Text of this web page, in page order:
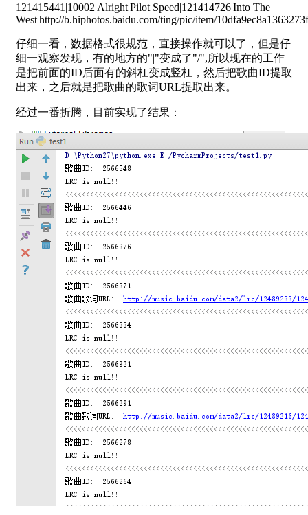
121415441|10002|Alright|Pilot Speed|121414726|Into The
West|http://b.hiphotos.baidu.com/ting/pic/item/
仔细一看，数据格式很规范，直接操作就可以了，但是仔
细一观察发现，有的地方的"|"变成了"/",所以现在的工作
是把前面的ID后面有的斜杠变成竖杠，然后把歌曲ID提取
出来，之后就是把歌曲的歌词URL提取出来。
经过一番折腾，目前实现了结果：